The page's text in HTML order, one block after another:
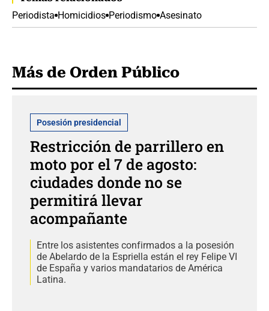
Periodista Homicidios Periodismo Asesinato
Más de Orden Público
Posesión presidencial
Restricción de parrillero en
moto por el 7 de agosto:
ciudades donde no se
permitirá llevar
acompañante
Entre los asistentes confirmados a la posesión
de Abelardo de la Espriella están el rey Felipe VI
de España y varios mandatarios de América
Latina.